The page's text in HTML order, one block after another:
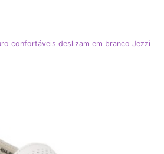
confortáveis ​​deslizam em branco Jezzi